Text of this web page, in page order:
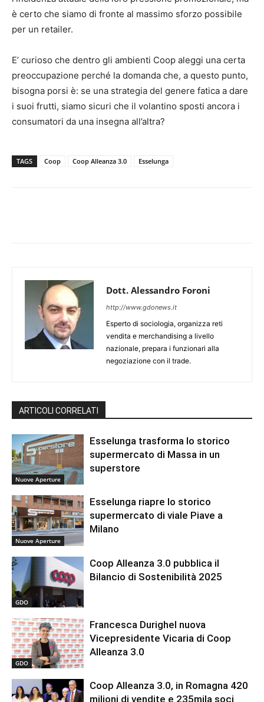
è certo che siamo di fronte al massimo sforzo possibile
per un retailer.
E’ curioso che dentro gli ambienti Coop aleggi una certa
preoccupazione perché la domanda che, a questo punto,
bisogna porsi è: se una strategia del genere fatica a dare
i suoi frutti, siamo sicuri che il volantino sposti ancora i
consumatori da una insegna all’altra?
TAGS Coop Coop Alleanza 3.0 Esselunga
Dott. Alessandro Foroni
http://www.gdonews.it
Esperto di sociologia, organizza reti
vendita e merchandising a livello
nazionale, prepara i funzionari alla
negoziazione con il trade.
ARTICOLI CORRELATI
Nuove Aperture
Esselunga trasforma lo storico
supermercato di Massa in un
superstore
Nuove Aperture
Esselunga riapre lo storico
supermercato di viale Piave a
Milano
GDO
Coop Alleanza 3.0 pubblica il
Bilancio di Sostenibilità 2025
GDO
Francesca Durighel nuova
Vicepresidente Vicaria di Coop
Alleanza 3.0
Coop Alleanza 3.0, in Romagna 420
milioni di vendite e 235mila soci